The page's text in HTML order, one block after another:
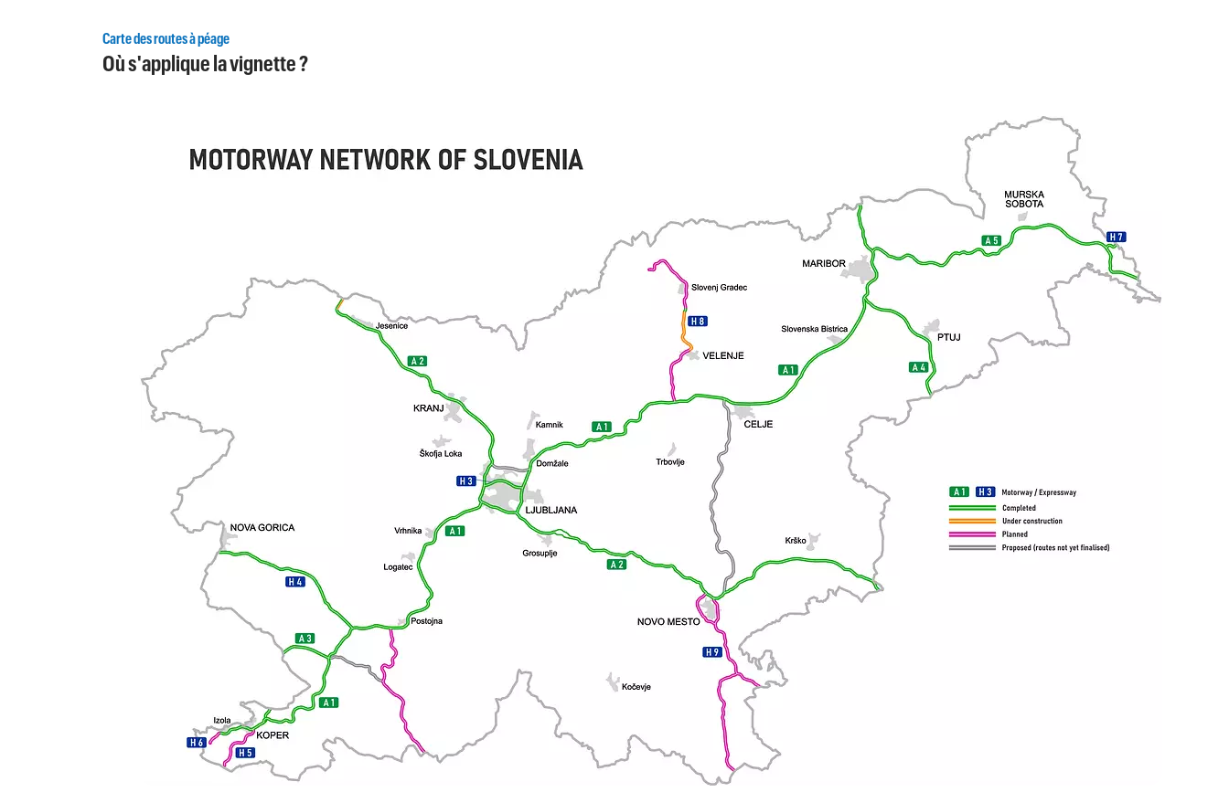
Carte des routes à péage
Où s'applique la vignette ?